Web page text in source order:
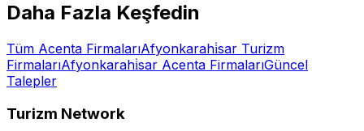
Daha Fazla Keşfedin
Tüm Acenta FirmalarıAfyonkarahi̇sar Turizm
FirmalarıAfyonkarahi̇sar Acenta FirmalarıGüncel
Talepler
Turizm Network